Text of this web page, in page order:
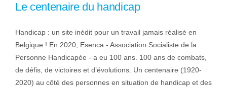
Le centenaire du handicap
Handicap : un site inédit pour un travail jamais réalisé en
Belgique ! En 2020, Esenca - Association Socialiste de la
Personne Handicapée - a eu 100 ans. 100 ans de combats,
de défis, de victoires et d’évolutions. Un centenaire (1920-
2020) au côté des personnes en situation de handicap et des